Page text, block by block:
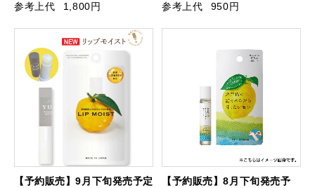
参考上代
1,800円
参考上代
950円
【予約販売】9月下旬発売予定
【予約販売】8月下旬発売予